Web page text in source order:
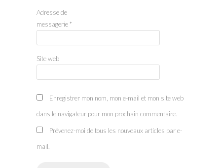
Adresse de
messagerie *
Site web
Enregistrer mon nom, mon e-mail et mon site web
dans le navigateur pour mon prochain commentaire.
Prévenez-moi de tous les nouveaux articles par e-
mail.